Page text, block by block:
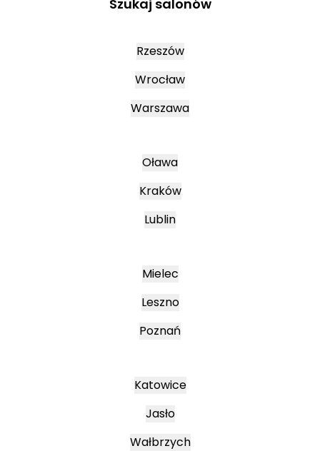
Szukaj salonów
Rzeszów
Wrocław
Warszawa
Oława
Kraków
Lublin
Mielec
Leszno
Poznań
Katowice
Jasło
Wałbrzych